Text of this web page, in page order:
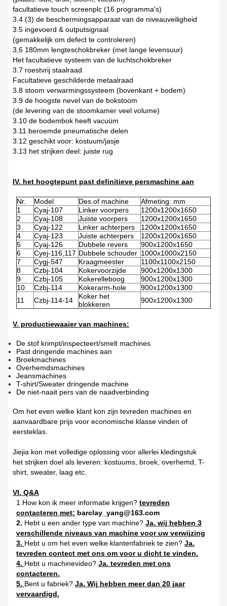
facultatieve touch screenplc (16 programma's)
3.4 (3) de beschermingsapparaat van de niveauveiligheid
3.5 ingevoerd & outputsignaal
(gemakkelijk om defect te controleren)
3,6 180mm lengteschokbreker (met lange levensuur)
Het facultatieve systeem van de luchtschokbreker
3.7 roestvrij staalraad
Facultatieve geschilderde metaalraad
3.8 stoom verwarmingssysteem (bovenkant + bodem)
3.9 de hoogste nevel van de bokstoom
(de levering van de stoomkamer veel volume)
3.10 de bodembok heeft vacuüm
3.11 beroemde pneumatische delen
3.12 geschikt voor: kostuum/jasje
3.13 het strijken deel: juiste rug
IV. het hoogtepunt past definitieve persmachine aan
Nr. Model Des.of machine
Afmeting: mm
1
Cyaj-107 Linker voorpers
1200x1200x1650
2
Cyaj-108 Juiste voorpers
1200x1200x1650
3
Cyaj-122 Linker achterpers
1200x1200x1650
4
Cyaj-123 Juiste achterpers
1200x1200x1650
5
Cyaj-126 Dubbele revers
900x1200x1650
6
Cyej-116,117 Dubbele schouder 1000x1000x2150
7
Cygj-547 Kraagmeester
1100x1100x2150
8
Czbj-104 Kokervoorzijde
900x1200x1300
9
Czbj-105 Kokerelleboog
900x1200x1300
10
Czbj-114 Kokerarm-hole
900x1200x1300
11
Czbj-114-14
Koker het
blokkeren
900x1200x1300
V. productiewaaier van machines:
De stof krimpt/inspecteert/smelt machines
Past dringende machines aan
Broekmachines
Overhemdsmachines
Jeansmachines
T-shirt/Sweater dringende machine
De niet-naait pers van de naadverbinding
Om het even welke klant kon zijn tevreden machines en
aanvaardbare prijs voor economische klasse vinden of
eersteklas.
Jiejia kon met volledige oplossing voor allerlei kledingstuk
het strijken doel als leveren: kostuums, broek, overhemd, T-
shirt, sweater, laag etc.
VI. Q&A
1.How kon ik meer informatie krijgen? tevreden
contacteren met: barclay_yang@163.com
2. Hebt u een ander type van machine? Ja. wij hebben 3
verschillende niveaus van machine voor uw verwijzing
3. Hebt u om het even welke klantenfabriek te zien? Ja.
tevreden contect met ons om voor u dicht te vinden.
4. Hebt u machinevideo? Ja. tevreden met ons
contacteren.
5. Bent u fabriek? Ja. Wij hebben meer dan 20 jaar
vervaardigd.